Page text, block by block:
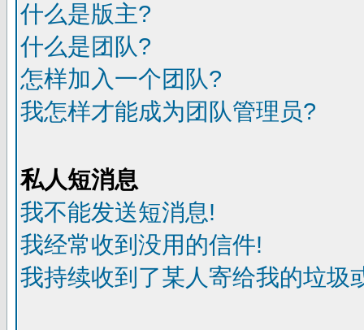
什么是版主?
什么是团队?
怎样加入一个团队?
我怎样才能成为团队管理员?
私人短消息
我不能发送短消息!
我经常收到没用的信件!
我持续收到了某人寄给我的垃圾